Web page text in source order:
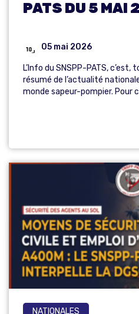
PATS DU 5 MAI
05 mai 2026
L’Info du SNSPP-PATS, c’est,
résumé de l’actualité
monde sapeur-pompier. Pour
NATIONALES